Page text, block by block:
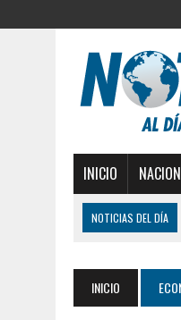
INICIO
NOTICIAS DEL DÍA
5 AGOSTO, 2026 |
INICIO